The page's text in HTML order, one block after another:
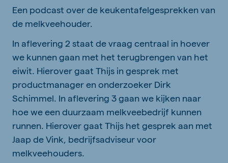
Een podcast over de keukentafelgesprekken van
de melkveehouder.
In aflevering 2 staat de vraag centraal in hoever
we kunnen gaan met het terugbrengen van het
eiwit. Hierover gaat Thijs in gesprek met
productmanager en onderzoeker Dirk
Schimmel. In aflevering 3 gaan we kijken naar
hoe we een duurzaam melkveebedrijf kunnen
runnen. Hierover gaat Thijs het gesprek aan met
Jaap de Vink, bedrijfsadviseur voor
melkveehouders.